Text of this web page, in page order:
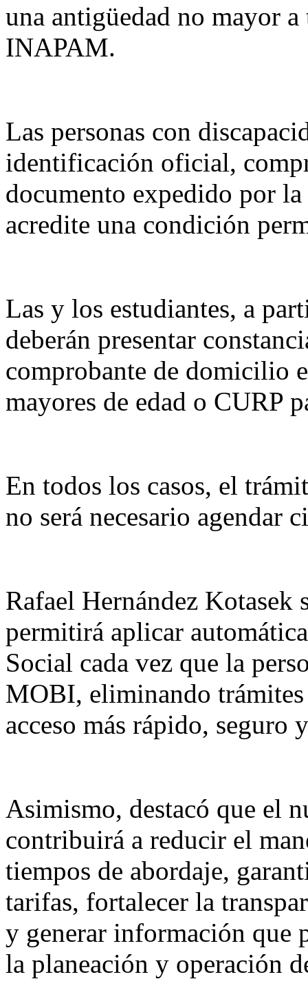
una antigüedad no mayor
INAPAM.
Las personas con
identificación oficial,
documento expedido por
acredite una condición
Las y los estudiantes, a
deberán presentar
comprobante de domicilio
mayores de edad o CURP
En todos los casos, el
no será necesario agendar
Rafael Hernández Kotasek
permitirá aplicar
Social cada vez que la
MOBI, eliminando
acceso más rápido, seguro
Asimismo, destacó que el
contribuirá a reducir el
tiempos de abordaje,
tarifas, fortalecer la
y generar información que
la planeación y operación